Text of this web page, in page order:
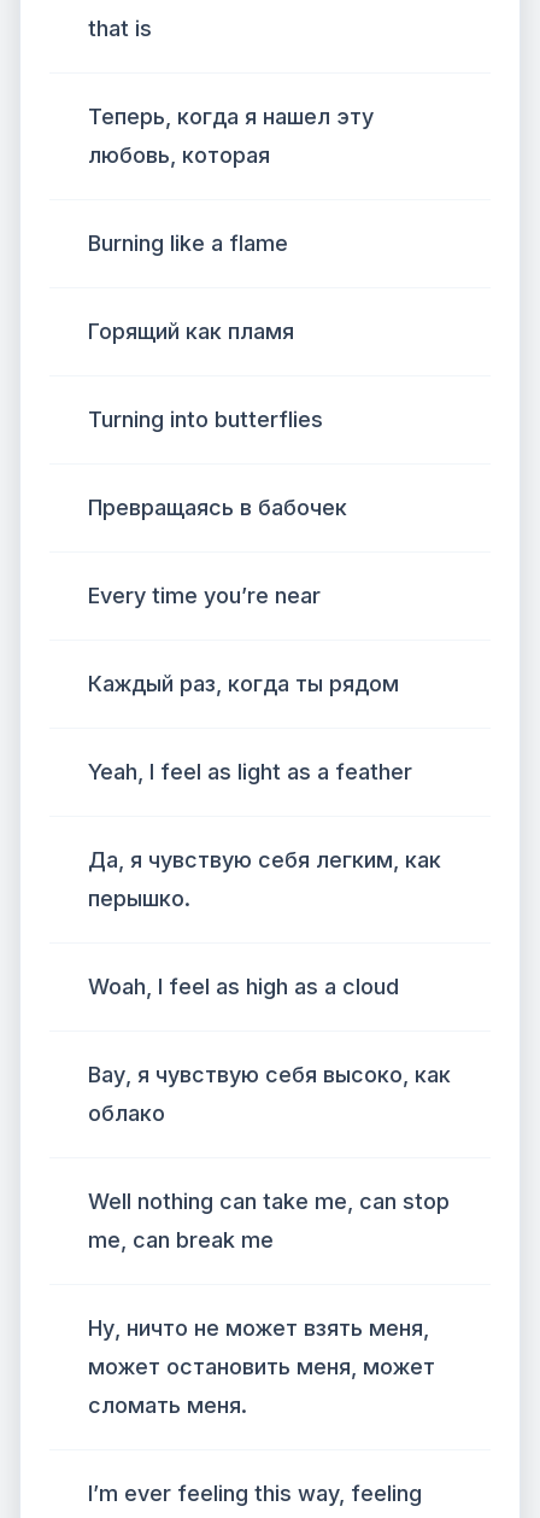
that is
Теперь, когда я нашел эту
любовь, которая
Burning like a flame
Горящий как пламя
Turning into butterflies
Превращаясь в бабочек
Every time you’re near
Каждый раз, когда ты рядом
Yeah, I feel as light as a feather
Да, я чувствую себя легким, как
перышко.
Woah, I feel as high as a cloud
Вау, я чувствую себя высоко, как
облако
Well nothing can take me, can stop
me, can break me
Ну, ничто не может взять меня,
может остановить меня, может
сломать меня.
I’m ever feeling this way, feeling